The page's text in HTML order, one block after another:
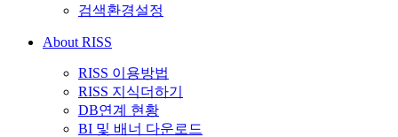
검색환경설정
About RISS
RISS 이용방법
RISS 지식더하기
DB연계 현황
BI 및 배너 다운로드